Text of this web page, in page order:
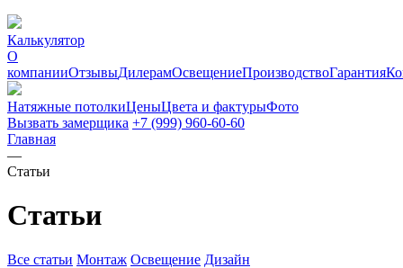
Калькулятор
О
компанииОтзывыДилерамОсвещениеПроизводствоГарантия
Натяжные потолкиЦеныЦвета и фактурыФото
Вызвать замерщика +7 (999) 960-60-60
Главная
—
Статьи
Статьи
Все статьи Монтаж Освещение Дизайн